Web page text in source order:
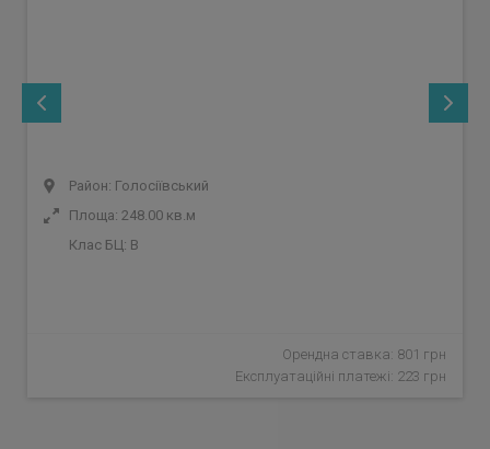
Район: Голосіївський
Площа: 248.00 кв.м
Клас БЦ: B
Орендна ставка: 801 грн
Експлуатаційні платежі: 223 грн